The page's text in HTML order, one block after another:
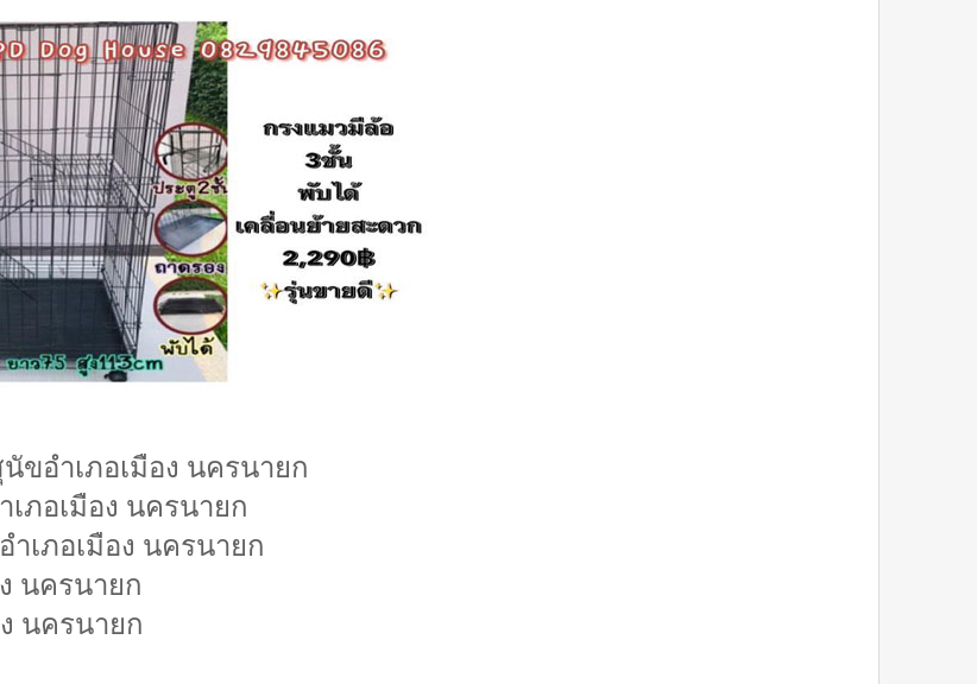
อำเภอเมือง นครนายก
ภอเมือง นครนายก
เภอเมือง นครนายก
นครนายก
นครนายก